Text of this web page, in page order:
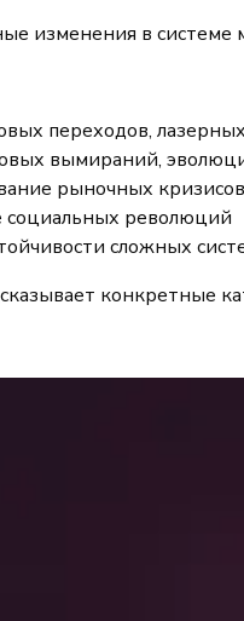
изменения в
переходов,
вымираний,
рыночных кризисов
революций
сложных
конкретные